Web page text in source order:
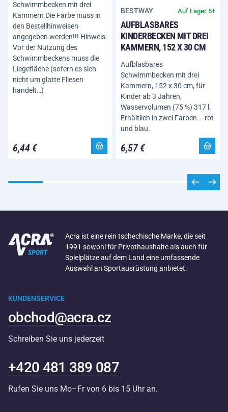
Schwimmbecken mit drei
Kammern Die Farbe muss in
den Bestellhinweisen
angegeben werden!!! Hinweis:
Vor der Nutzung des
Schwimmbeckens muss die
Liegefläche (sofern es sich
nicht um glatte Fliesen
handelt…)
6,44 €
BESTWAY Auf Lager 5+
AUFBLASBARES
KINDERBECKEN MIT DREI
KAMMERN, 152 X 30 CM
Aufblasbares
Schwimmbecken mit drei
Kammern, 152 x 30 cm, für
Kinder ab 3 Jahren,
Wasservolumen (75 %) 317 l.
Erhältlich in zwei Farben – rot
und blau.
6,57 €
Acra ist eine rein tschechische Marke, die seit
1991 sowohl für Privathaushalte als auch für
Spielplätze auf dem Land eine umfassende
Auswahl an Sportausrüstung anbietet.
KUNDENSERVICE
obchod@acra.cz
Schreiben Sie uns jederzeit
+420 481 389 087
Rufen Sie uns Mo–Fr von 6 bis 15 Uhr an.